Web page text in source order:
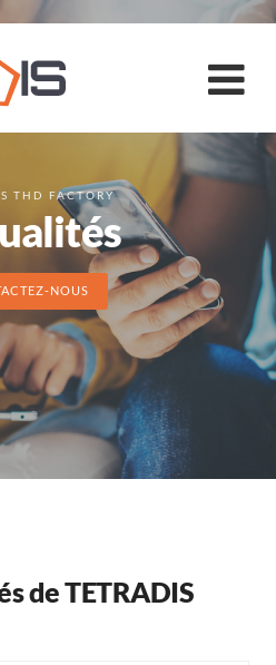
THD FACTORY
NOUS
de TETRADIS